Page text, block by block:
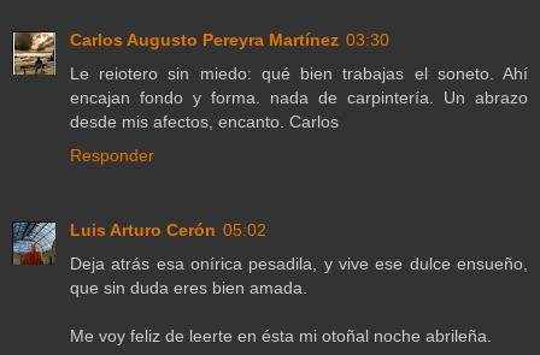
Carlos Augusto Pereyra Martínez 03:30
Le reiotero sin miedo: qué bien trabajas el soneto. Ahí
encajan fondo y forma. nada de carpintería. Un abrazo
desde mis afectos, encanto. Carlos
Responder
Luis Arturo Cerón 05:02
Deja atrás esa onírica pesadila, y vive ese dulce ensueño,
que sin duda eres bien amada.
Me voy feliz de leerte en ésta mi otoñal noche abrileña.